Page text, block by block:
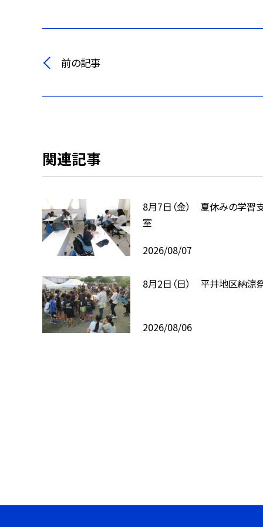
前の記事
関連記事
8月7日（金） 夏休みの学習
室
2026/08/07
8月2日（日） 平井地区納涼
2026/08/06